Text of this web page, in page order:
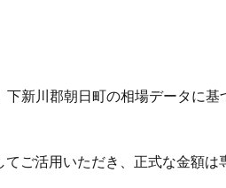
新川郡朝日町の相場データに基
ご活用いただき、正式な金額は